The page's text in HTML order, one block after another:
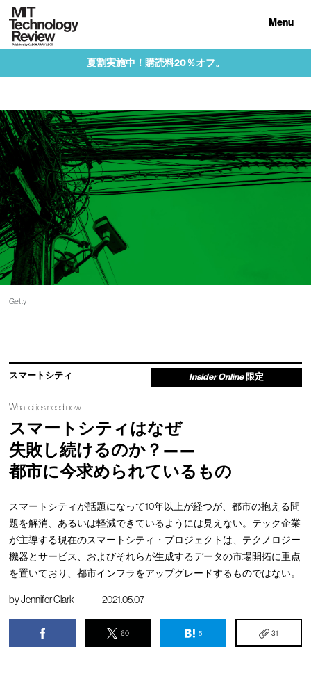
Menu
夏割実施中！購読料20％オフ。
Getty
スマートシティ Insider Online 限定
What cities need now
スマートシティはなぜ
失敗し続けるのか？——
都市に今求められているもの
スマートシティが話題になって10年以上が経つが、都市の抱える問
題を解消、あるいは軽減できているようには見えない。テック企業
が主導する現在のスマートシティ・プロジェクトは、テクノロジー
機器とサービス、およびそれらが生成するデータの市場開拓に重点
を置いており、都市インフラをアップグレードするものではない。
byJennifer Clark 2021.05.07
60 5 31